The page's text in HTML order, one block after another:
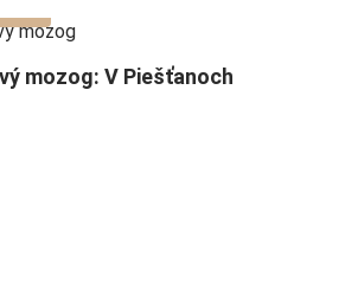
mozog: V Piešťanoch